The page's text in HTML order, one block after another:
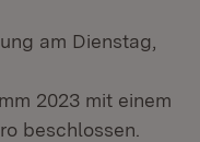
am Dienstag,
2023 mit einem
beschlossen.